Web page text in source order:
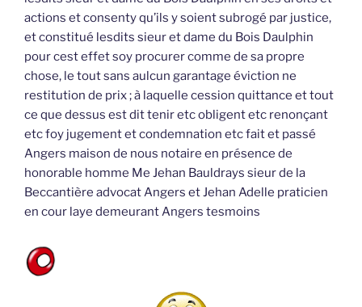
actions et consenty qu’ils y soient subrogé par justice,
et constitué lesdits sieur et dame du Bois Daulphin
pour cest effet soy procurer comme de sa propre
chose, le tout sans aulcun garantage éviction ne
restitution de prix ; à laquelle cession quittance et tout
ce que dessus est dit tenir etc obligent etc renonçant
etc foy jugement et condemnation etc fait et passé
Angers maison de nous notaire en présence de
honorable homme Me Jehan Bauldrays sieur de la
Beccantière advocat Angers et Jehan Adelle praticien
en cour laye demeurant Angers tesmoins